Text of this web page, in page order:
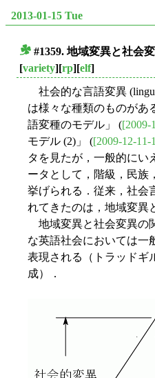
2013-01-15 Tue
#1359. 地域変異と社会
[variety][rp][elf]
社会的な言語変異
は様々な種類のものがあ
語変種のモデル」 ([2009-
モデル (2)」 ([2009-12-11-
タを見たが，一般的にい
ータとして，階級，民族
挙げられる．従来，社会
れてきたのは，地域変異
地域変異と社会変異の
な英語社会においては一
表現される（トラッドギ
成）．